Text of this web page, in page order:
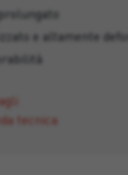
e altamente
tecnica